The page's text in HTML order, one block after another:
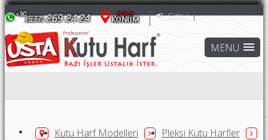
Giriş /
Kutu Harf Modelleri Pleksi Kutu Harfler